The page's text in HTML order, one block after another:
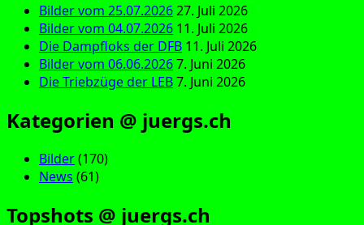
Bilder vom 25.07.202627. Juli 2026
Bilder vom 04.07.2026 11. Juli 2026
Die Dampfloks der DFB 11. Juli 2026
Bilder vom 06.06.20267. Juni 2026
Die Triebzüge der LEB7. Juni 2026
Kategorien @ juergs.ch
Bilder(170)
News (61)
Topshots @ juergs.ch